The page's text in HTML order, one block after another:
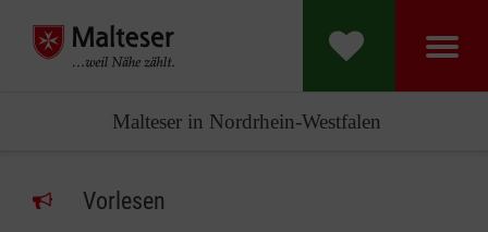
Malteser in Nordrhein-Westfalen
Vorlesen